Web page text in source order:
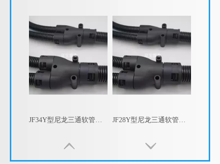
JF34Y型尼龙三通软管接头， 尼龙Y型三通，Y型三通快速接头 塑料波纹管Y型接头 JF28Y型尼龙三通软管接头， 尼龙Y型三通，Y型三通快速接头 塑料波纹管Y型接头
包塑金属软管的指数测试